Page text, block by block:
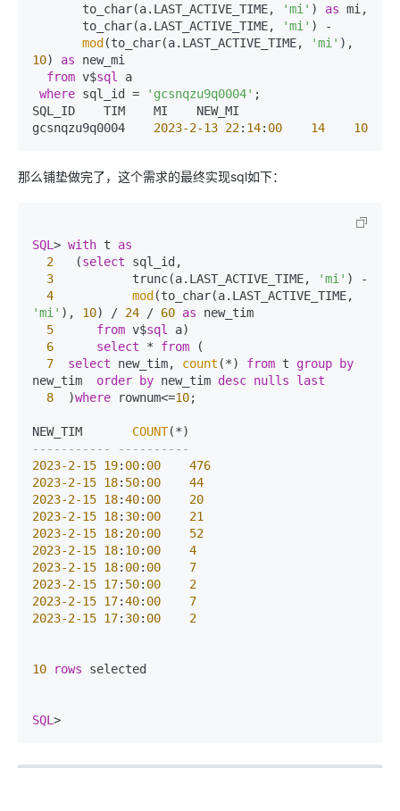
       to_char(a.LAST_ACTIVE_TIME,
'mi' ) as mi,
       to_char(a.LAST_ACTIVE_TIME,
'mi' )
-
mod (to_char(a.LAST_ACTIVE_TIME, 'mi'
10) as new_mi
from v$sql
a
where sql_id = 'gcsnqzu9q0004' ;
SQL_ID    TIM    MI    NEW_MI
gcsnqzu9q0004 2023-2-13 22: 14: 00 14 10
那么铺垫做完了，这个需求的最终实现sql如下：
SQL > with t as
2
   (
select sql_id,
3
           trunc(a.LAST_ACTIVE_TIME,
'mi' )
-
4
mod
'mi' ), 10) / 24 / 60 as new_tim
5
from v$sql
a)
6
select * from (
7
select new_tim, count (*) from t group
by
new_tim order by new_tim desc nulls last
8
  )
where rownum<=10;
NEW_TIM COUNT(*
----------- ----------
2023-2-15 19: 00: 00
476
2023-2-15 18: 50: 00
44
2023-2-15 18:40: 00
20
2023-2-15 18: 30: 00
21
2023-2-15 18: 20: 00
52
2023-2-15 18: 10: 00
4
2023-2-15 18: 00: 00
7
2023-2-15 17: 50: 00
2
2023-2-15 17:40: 00
7
2023-2-15 17: 30: 00 2
10 rows selected
SQL >